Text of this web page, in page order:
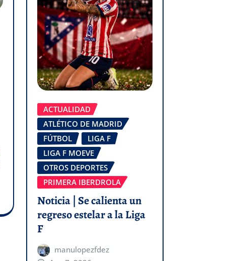
ACTUALIDAD
ATLÉTICO DE MADRID
FÚTBOL
LIGA F
LIGA F MOEVE
OTROS DEPORTES
PRIMERA IBERDROLA
Noticia | Se calienta un
regreso estelar a la Liga
F
manulopezfdez